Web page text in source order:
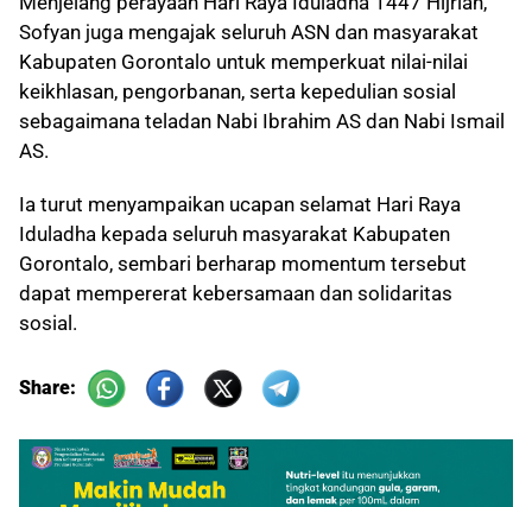
Sofyan juga mengajak seluruh ASN dan masyarakat
Kabupaten Gorontalo untuk memperkuat nilai-nilai
keikhlasan, pengorbanan, serta kepedulian sosial
sebagaimana teladan Nabi Ibrahim AS dan Nabi Ismail
AS.
Ia turut menyampaikan ucapan selamat Hari Raya
Iduladha kepada seluruh masyarakat Kabupaten
Gorontalo, sembari berharap momentum tersebut
dapat mempererat kebersamaan dan solidaritas
sosial.
Share: